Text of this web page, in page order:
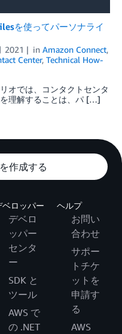
を使ってパーソナライ
2021 in Amazon Connect,
Center, Technical How-
オでは、コンタクトセンタ
理解することは、パ […]
作成する
ベロッパー
デベロ
ッパー
センタ
ー
SDK と
ツール
AWS で
の .NET
ヘルプ
お問い
合わせ
サポー
トチケ
ットを
申請す
る
AWS